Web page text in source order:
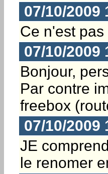
07/10/2009
Ce n'est
07/10/2009
Bonjour,
Par contre
freebox
07/10/2009
JE
le renomer